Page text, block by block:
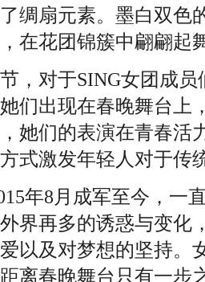
绸扇元素。墨白双色
在花团锦簇中翩翩起
对于SING女团成员
们出现在春晚舞台上
她们的表演在青春活
式激发年轻人对于传
年8月成军至今，一
界再多的诱惑与变化
以及对梦想的坚持。
离春晚舞台只有一步